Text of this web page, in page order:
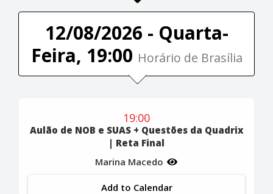
12/08/2026 - Quarta-
Feira, 19:00 Horário de Brasília
19:00
Aulão de NOB e SUAS + Questões da Quadrix
| Reta Final
Marina Macedo
Add to Calendar